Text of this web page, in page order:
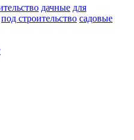
дачные для
под строительство садовые